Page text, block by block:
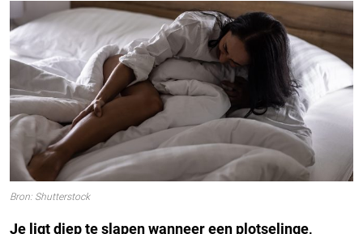
Bron: Shutterstock
Je ligt diep te slapen wanneer een plotselinge,